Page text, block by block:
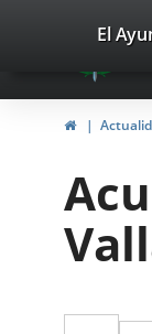
Portal
Web
del
El
Home